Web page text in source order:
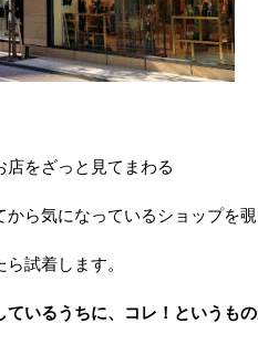
店をざっと見てまわる
から気になっているショップを
試着します。
いるうちに、コレ！というも